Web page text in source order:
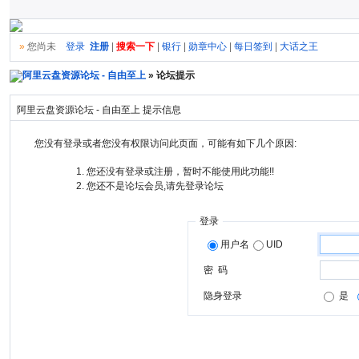
»您尚未 登录 注册| 搜索一下| 银行| 勋章中心| 每日签到 大话之王
阿里云盘资源论坛 - 自由至上 » 论坛提示
阿里云盘资源论坛 - 自由至上 提示信息
您没有登录或者您没有权限访问此页面，可能有如下几个原因:
您还没有登录或注册，暂时不能使用此功能!!
您还不是论坛会员,请先登录论坛
登录
用户名 UID
密 码
隐身登录 是